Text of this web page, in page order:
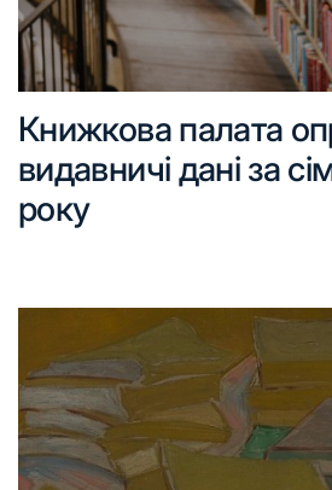
Книжкова палата
видавничі дані за
року